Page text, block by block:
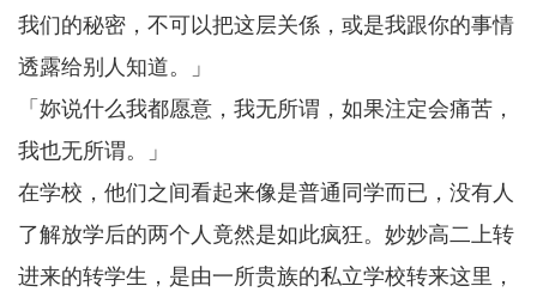
我们的秘密，不可以把这层关係，或是我跟你的事情
透露给别人知道。」
「妳说什么我都愿意，我无所谓，如果注定会痛苦，
我也无所谓。」
在学校，他们之间看起来像是普通同学而已，没有人
了解放学后的两个人竟然是如此疯狂。妙妙高二上转
进来的转学生，是由一所贵族的私立学校转来这里，